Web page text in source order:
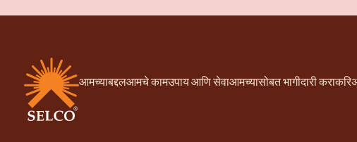
आमच्याबद्दलआमचे कामउपाय आणि सेवाआमच्यासोबत भागीदारी करा